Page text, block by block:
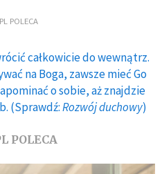
POLECA
całkowicie do wewnątrz.
na Boga, zawsze mieć Go
o sobie, aż znajdzie
(Sprawdź:Rozwój duchowy)
POLECA